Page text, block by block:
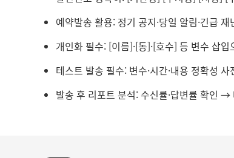
예약발송 활용: 정기 공지·당일 알림·긴급
개인화 필수: [이름]·[동]·[호수] 등 변수 삽
테스트 발송 필수: 변수·시간·내용 정확성
발송 후 리포트 분석: 수신률·답변률 확인 →